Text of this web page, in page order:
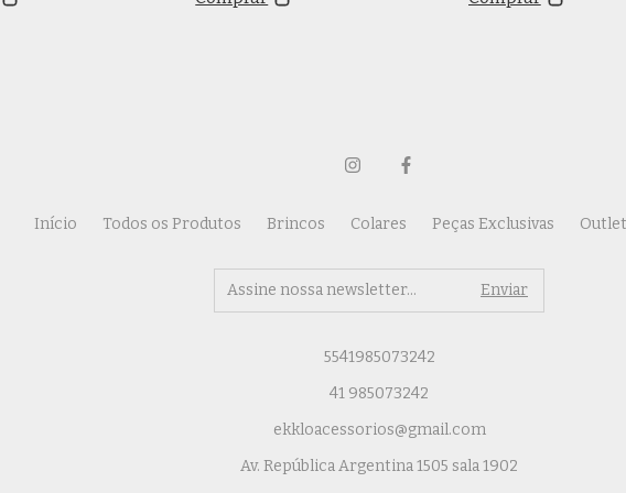
Início Todos os Produtos Brincos Colares Peças Exclusivas Outlet
5541985073242
41 985073242
ekkloacessorios@gmail.com
Av. República Argentina 1505 sala 1902